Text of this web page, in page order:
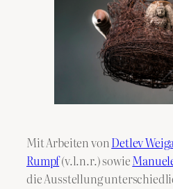
Mit Arbeiten vonDetlev
Rumpf(v.l.n.r.) sowie
die Ausstellung